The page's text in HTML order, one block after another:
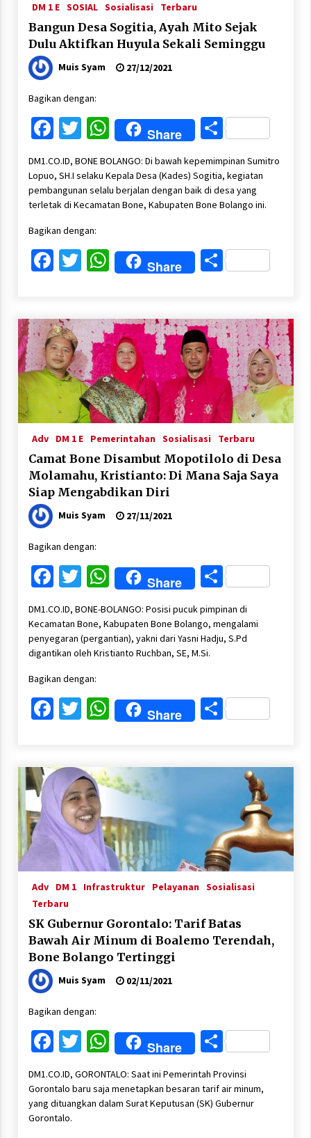
DM 1 E SOSIAL Sosialisasi Terbaru
Bangun Desa Sogitia, Ayah Mito Sejak
Dulu Aktifkan Huyula Sekali Seminggu
Muis Syam 27/12/2021
Bagikan dengan:
Facebook
Twitter
WhatsApp
Share Share
DM1.CO.ID, BONE BOLANGO: Di bawah kepemimpinan Sumitro
Lopuo, SH.I selaku Kepala Desa (Kades) Sogitia, kegiatan
pembangunan selalu berjalan dengan baik di desa yang
terletak di Kecamatan Bone, Kabupaten Bone Bolango ini.
Bagikan dengan:
Facebook
Twitter
WhatsApp
Share Share
Adv DM 1 E Pemerintahan Sosialisasi Terbaru
Camat Bone Disambut Mopotilolo di Desa
Molamahu, Kristianto: Di Mana Saja Saya
Siap Mengabdikan Diri
Muis Syam 27/11/2021
Bagikan dengan:
Facebook
Twitter
WhatsApp
Share Share
DM1.CO.ID, BONE-BOLANGO: Posisi pucuk pimpinan di
Kecamatan Bone, Kabupaten Bone Bolango, mengalami
penyegaran (pergantian), yakni dari Yasni Hadju, S.Pd
digantikan oleh Kristianto Ruchban, SE, M.Si.
Bagikan dengan:
Facebook
Twitter
WhatsApp
Share Share
Adv DM 1 Infrastruktur Pelayanan Sosialisasi
Terbaru
SK Gubernur Gorontalo: Tarif Batas
Bawah Air Minum di Boalemo Terendah,
Bone Bolango Tertinggi
Muis Syam 02/11/2021
Bagikan dengan:
Facebook
Twitter
WhatsApp
Share Share
DM1.CO.ID, GORONTALO: Saat ini Pemerintah Provinsi
Gorontalo baru saja menetapkan besaran tarif air minum,
yang dituangkan dalam Surat Keputusan (SK) Gubernur
Gorontalo.